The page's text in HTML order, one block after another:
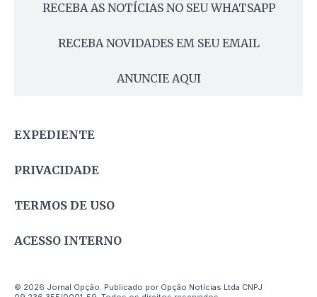
RECEBA AS NOTÍCIAS NO SEU WHATSAPP
RECEBA NOVIDADES EM SEU EMAIL
ANUNCIE AQUI
EXPEDIENTE
PRIVACIDADE
TERMOS DE USO
ACESSO INTERNO
© 2026 Jornal Opção. Publicado por Opção Notícias Ltda CNPJ